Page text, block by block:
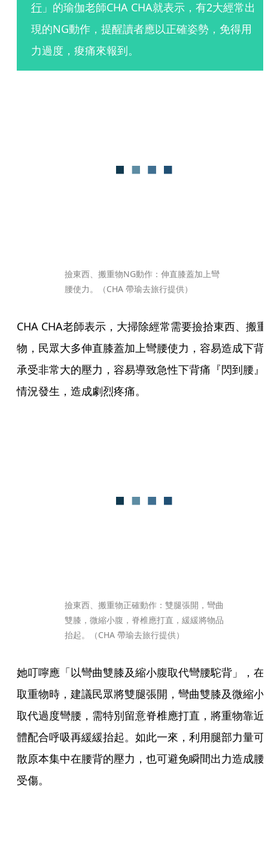
行 」的瑜伽老師CHA CHA就表示，有2大經常出
現的NG動作，提醒讀者應以正確姿勢，免得用
力過度，痠痛來報到。
撿東西、搬重物NG動作：伸直膝蓋加上彎
腰使力。（CHA 帶瑜去旅行提供）
CHA CHA老師表示，大掃除經常需要撿拾東西、搬重
物，民眾大多伸直膝蓋加上彎腰使力，容易造成下背
承受非常大的壓力，容易導致急性下背痛『閃到腰』
情況發生，造成劇烈疼痛。
撿東西、搬重物正確動作：雙腿張開，彎曲
雙膝，微縮小腹，脊椎應打直，緩緩將物品
抬起。（CHA 帶瑜去旅行提供）
她叮嚀應「以彎曲雙膝及縮小腹取代彎腰駝背」，在
取重物時，建議民眾將雙腿張開，彎曲雙膝及微縮小
取代過度彎腰，需特別留意脊椎應打直，將重物靠近
體配合呼吸再緩緩抬起。如此一來，利用腿部力量可
散原本集中在腰背的壓力，也可避免瞬間出力造成腰
受傷。